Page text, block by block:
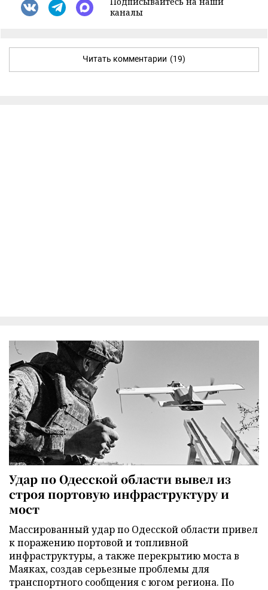
каналы
Читать комментарии (19)
Удар по Одесской области вывел из
строя портовую инфраструктуру и
мост
Массированный удар по Одесской области привел
к поражению портовой и топливной
инфраструктуры, а также перекрытию моста в
Маяках, создав серьезные проблемы для
транспортного сообщения с югом региона. По